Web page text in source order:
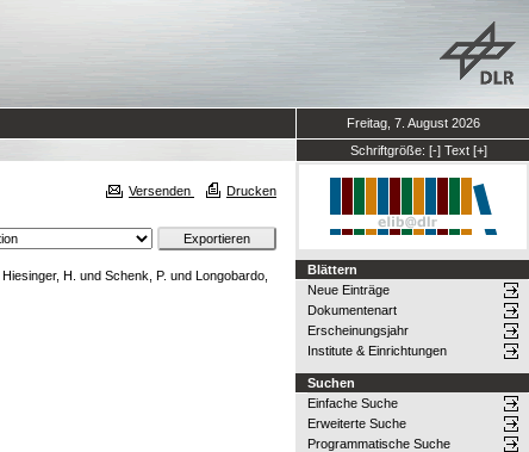
Freitag, 7. August 2026
Schriftgröße: [-] Text [+]
Versenden Drucken
Hiesinger, H. und Schenk, P. und Longobardo,
Blättern
Neue Einträge
Dokumentenart
Erscheinungsjahr
Institute & Einrichtungen
Suchen
Einfache Suche
Erweiterte Suche
Programmatische Suche